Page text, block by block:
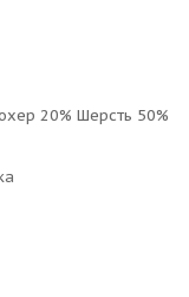
20% Шерсть 50%